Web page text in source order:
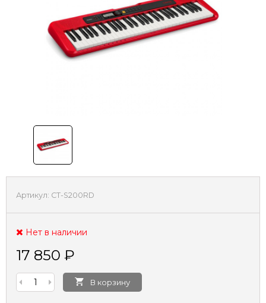
Артикул: CT-S200RD
Нет в наличии
17 850 ₽
В корзину